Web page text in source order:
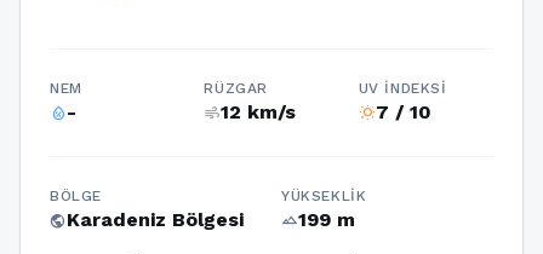
NEM
humidity_percentage-
RÜZGAR
air12 km/s
UV İNDEKSI
wb_sunny7 / 10
BÖLGE
publicKaradeniz Bölgesi
YÜKSEKLIK
terrain199 m